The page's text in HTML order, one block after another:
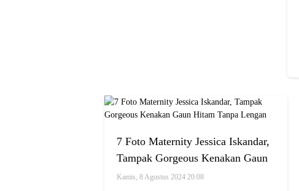
7 Foto Maternity Jessica Iskandar,
Tampak Gorgeous Kenakan Gaun
Hitam Tanpa Lengan
Kamis, 8 Agustus 2024 20:08